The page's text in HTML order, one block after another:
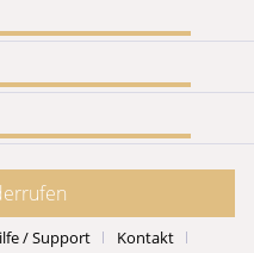
/ Support Kontakt